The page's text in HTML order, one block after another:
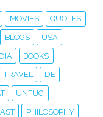
MOVIES QUOTES
BLOGS USA
BOOKS
TRAVEL DE
UNFUG
PHILOSOPHY